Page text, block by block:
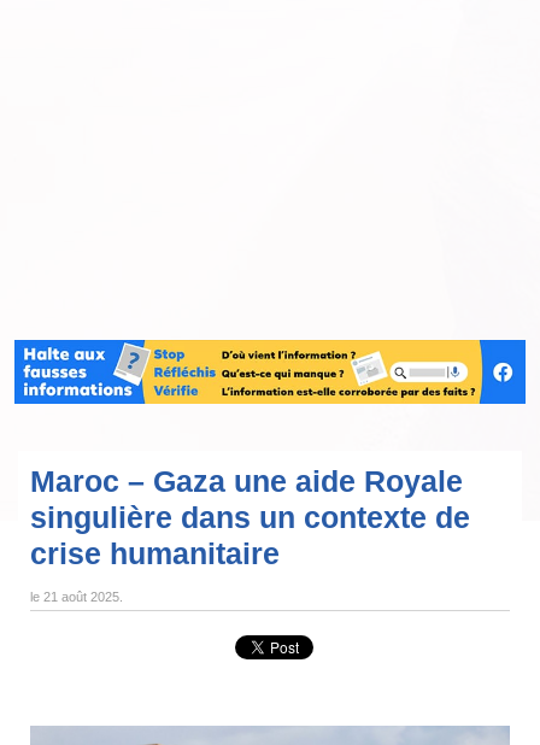
Maroc – Gaza une aide Royale
singulière dans un contexte de
crise humanitaire
le 21 août 2025